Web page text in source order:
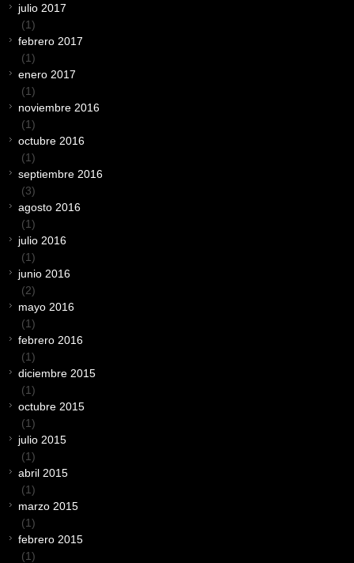
julio 2017
(1)
febrero 2017
(1)
enero 2017
(1)
noviembre 2016
(1)
octubre 2016
(1)
septiembre 2016
(3)
agosto 2016
(1)
julio 2016
(1)
junio 2016
(2)
mayo 2016
(1)
febrero 2016
(1)
diciembre 2015
(1)
octubre 2015
(1)
julio 2015
(1)
abril 2015
(1)
marzo 2015
(1)
febrero 2015
(1)